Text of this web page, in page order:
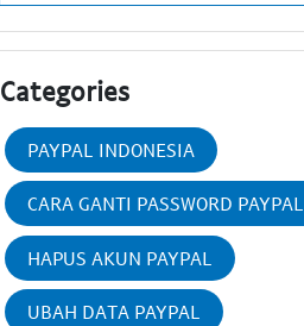
Categories
PAYPAL INDONESIA
CARA GANTI PASSWORD PAYPAL
HAPUS AKUN PAYPAL
UBAH DATA PAYPAL